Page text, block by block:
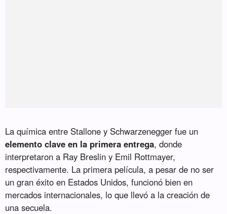
La química entre Stallone y Schwarzenegger fue un
elemento clave en la primera entrega, donde
interpretaron a Ray Breslin y Emil Rottmayer,
respectivamente. La primera película, a pesar de no ser
un gran éxito en Estados Unidos, funcionó bien en
mercados internacionales, lo que llevó a la creación de
una secuela.